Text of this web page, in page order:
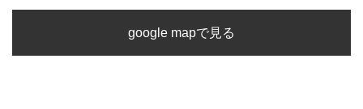
google mapで見る